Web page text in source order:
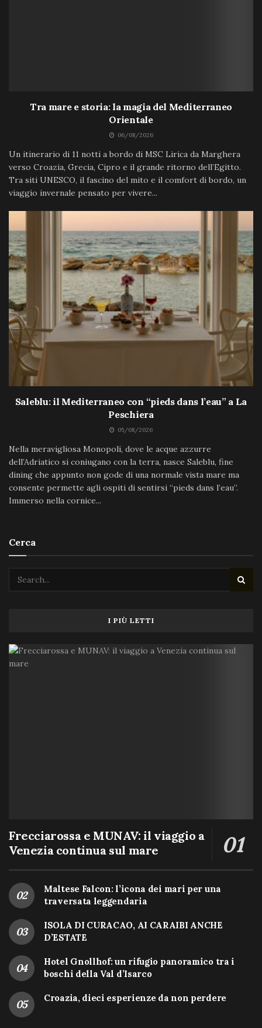
Tra mare e storia: la magia del Mediterraneo
Orientale
06/08/2026
Un itinerario di 11 notti a bordo di MSC Lirica da Marghera
verso Croazia, Grecia, Cipro e il grande ritorno dell’Egitto.
Tra siti UNESCO, il fascino del mito e il comfort di bordo, un
viaggio invernale pensato per vivere...
Saleblu: il Mediterraneo con “pieds dans l’eau” a La
Peschiera
05/08/2026
Nella meravigliosa Monopoli, dove le acque azzurre
dell’Adriatico si coniugano con la terra, nasce Saleblu, fine
dining che appunto non gode di una normale vista mare ma
consente permette agli ospiti di sentirsi “pieds dans l’eau”.
Immerso nella cornice...
Cerca
I PIÙ LETTI
Frecciarossa e MUNAV: il viaggio a
Venezia continua sul mare
Maltese Falcon: l’icona dei mari per una
traversata leggendaria
ISOLA DI CURACAO, AI CARAIBI ANCHE
D’ESTATE
Hotel Gnollhof: un rifugio panoramico tra i
boschi della Val d’Isarco
Croazia, dieci esperienze da non perdere